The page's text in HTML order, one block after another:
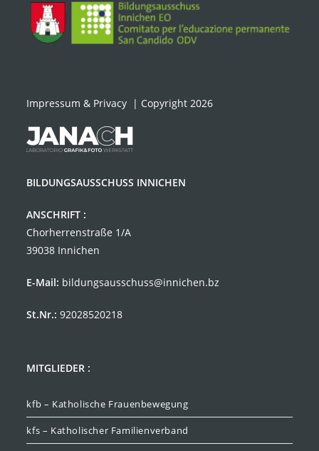
Impressum & Privacy | Copyright 2026
BILDUNGSAUSSCHUSS INNICHEN
ANSCHRIFT :
Chorherrenstraße 1/A
39038 Innichen
E-Mail: bildungsausschuss@innichen.bz
St.Nr.: 92028520218
MITGLIEDER :
kfb – Katholische Frauenbewegung
kfs – Katholischer Familienverband